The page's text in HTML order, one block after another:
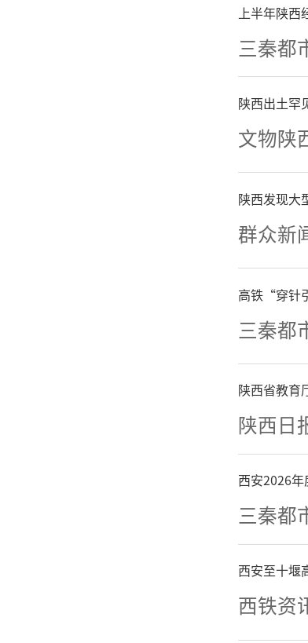
城市
粤港
资额
县域
清单
（
（区
城乡
本公
收入
支配
“到
们将
上半年陕
三秦都
陕西出土罕
文物陕
陕西发现大
群众新
高铁“穿针
三秦都
陕西省教育
陕西日
西安2026
三秦都
西安至十堰
西铁资